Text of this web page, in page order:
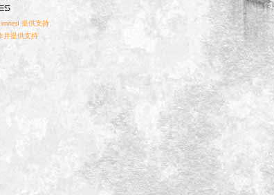
提供支持
并提供支持